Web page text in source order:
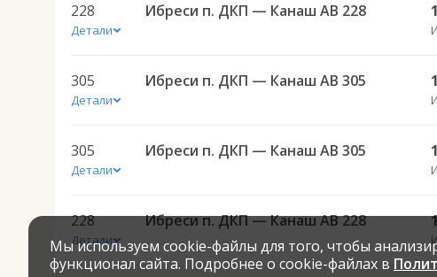
228
Детали
Ибреси п. ДКП — Канаш АВ 228
305
Детали
Ибреси п. ДКП — Канаш АВ 305
305
Детали
Ибреси п. ДКП — Канаш АВ 305
228
Детали
Ибреси п. ДКП — Канаш АВ 228
Мы используем cookie-файлы для того, чтобы
функционал сайта. Подробнее о cookie-файлах в